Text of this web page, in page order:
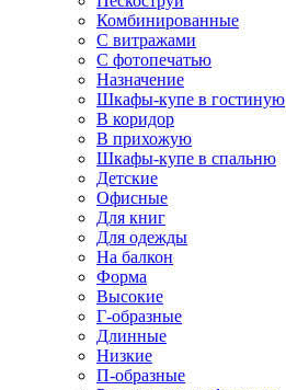
Комбинированные
С витражами
С фотопечатью
Назначение
Шкафы-купе в гостиную
В коридор
В прихожую
Шкафы-купе в спальню
Детские
Офисные
Для книг
Для одежды
На балкон
Форма
Высокие
Г-образные
Длинные
Низкие
П-образные